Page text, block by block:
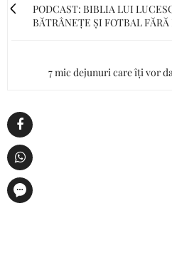
PODCAST: BIBLIA LUI
BĂTRÂNEȚE ȘI FOTBAL FĂRĂ
7 mic dejunuri care îți vor